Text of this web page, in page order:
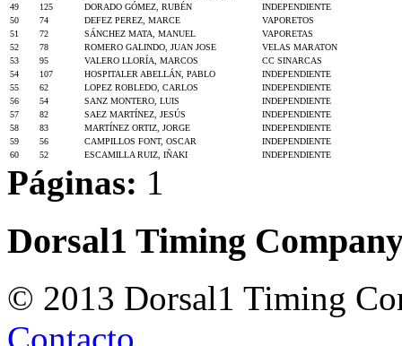
49
125 DORADO GÓMEZ, RUBÉN
INDEPENDIENTE
50
74 DEFEZ PEREZ, MARCE
VAPORETOS
51
72 SÁNCHEZ MATA, MANUEL
VAPORETAS
52
78 ROMERO GALINDO, JUAN JOSE
VELAS MARATON
53
95 VALERO LLORÍA, MARCOS
CC SINARCAS
54
107 HOSPITALER ABELLÁN, PABLO
INDEPENDIENTE
55
62 LOPEZ ROBLEDO, CARLOS
INDEPENDIENTE
56
54 SANZ MONTERO, LUIS
INDEPENDIENTE
57
82 SAEZ MARTÍNEZ, JESÚS
INDEPENDIENTE
58
83 MARTÍNEZ ORTIZ, JORGE
INDEPENDIENTE
59
56 CAMPILLOS FONT, OSCAR
INDEPENDIENTE
60
52 ESCAMILLA RUIZ, IÑAKI INDEPENDIENTE
Páginas: 1
Dorsal1 Timing
© 2013 Dorsal1 Timing